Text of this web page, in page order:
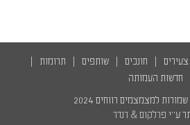
צעירים חונכים שותפים
תרומות
חדשות העמותה
למצמצמים רווחים 2024
ע״י פרלקום& רנדר